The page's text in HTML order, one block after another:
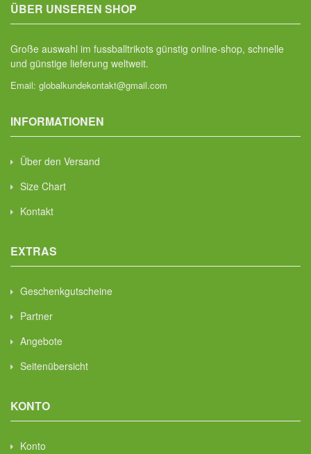
ÜBER UNSEREN SHOP
Große auswahl im fussballtrikots günstig online-shop, schnelle
und günstige lieferung weltweit.
Email: globalkundekontakt@gmail.com
INFORMATIONEN
Über den Versand
Size Chart
Kontakt
EXTRAS
Geschenkgutscheine
Partner
Angebote
Seitenübersicht
KONTO
Konto